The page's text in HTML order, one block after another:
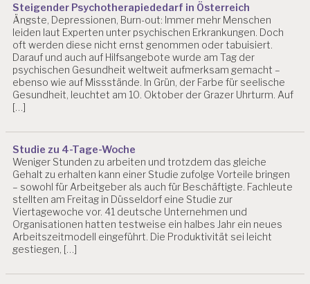
G
E
N
D
R.
C
H
R
I
A
N
B
LI
N
D
E
Steigender Psychotherapiededarf in Österreich
Ängste, Depressionen, Burn-out: Immer mehr Menschen
leiden laut Experten unter psychischen Erkrankungen. Doch
oft werden diese nicht ernst genommen oder tabuisiert.
Darauf und auch auf Hilfsangebote wurde am Tag der
psychischen Gesundheit weltweit aufmerksam gemacht –
ebenso wie auf Missstände. In Grün, der Farbe für seelische
Gesundheit, leuchtet am 10. Oktober der Grazer Uhrturm. Auf
[…]
Studie zu 4-Tage-Woche
Weniger Stunden zu arbeiten und trotzdem das gleiche
Gehalt zu erhalten kann einer Studie zufolge Vorteile bringen
– sowohl für Arbeitgeber als auch für Beschäftigte. Fachleute
stellten am Freitag in Düsseldorf eine Studie zur
Viertagewoche vor. 41 deutsche Unternehmen und
Organisationen hatten testweise ein halbes Jahr ein neues
Arbeitszeitmodell eingeführt. Die Produktivität sei leicht
gestiegen, […]